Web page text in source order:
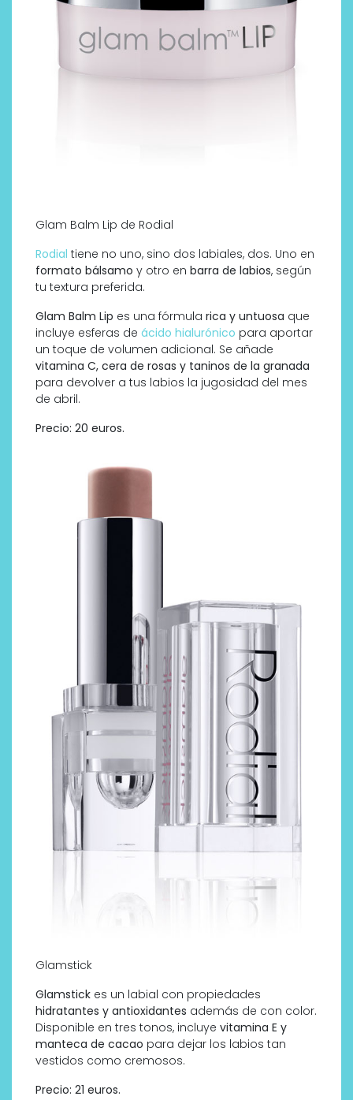
Glam Balm Lip de Rodial
Rodial tiene no uno, sino dos labiales, dos. Uno en
formato bálsamo y otro en barra de labios, según
tu textura preferida.
Glam Balm Lip es una fórmula rica y untuosa que
incluye esferas de ácido hialurónico para aportar
un toque de volumen adicional. Se añade
vitamina C, cera de rosas y taninos de la granada
para devolver a tus labios la jugosidad del mes
de abril.
Precio: 20 euros.
Glamstick
Glamstick es un labial con propiedades
hidratantes y antioxidantes además de con color.
Disponible en tres tonos, incluye vitamina E y
manteca de cacao para dejar los labios tan
vestidos como cremosos.
Precio: 21 euros.